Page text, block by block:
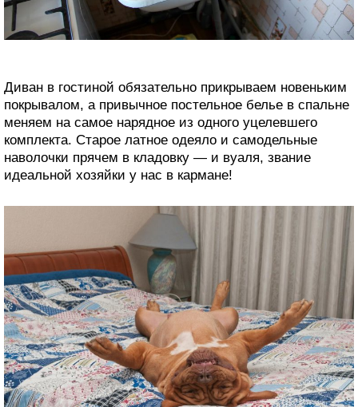
Диван в гостиной обязательно прикрываем новеньким
покрывалом, а привычное постельное белье в спальне
меняем на самое нарядное из одного уцелевшего
комплекта. Старое латное одеяло и самодельные
наволочки прячем в кладовку — и вуаля, звание
идеальной хозяйки у нас в кармане!